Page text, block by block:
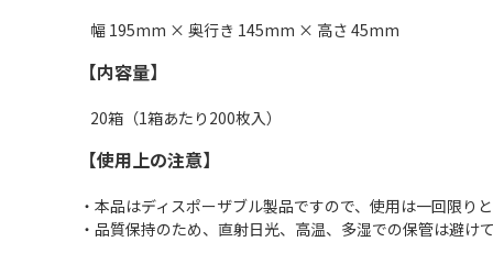
幅 195mm × 奥行き 145mm × 高さ 45mm
【内容量】
20箱（1箱あたり200枚入）
【使用上の注意】
・本品はディスポーザブル製品ですので、使用は一回限りと
・品質保持のため、直射日光、高温、多湿での保管は避けて